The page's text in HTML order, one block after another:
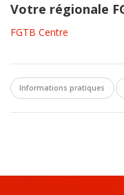
Votre régionale
FGTB Centre
Informations pratiques